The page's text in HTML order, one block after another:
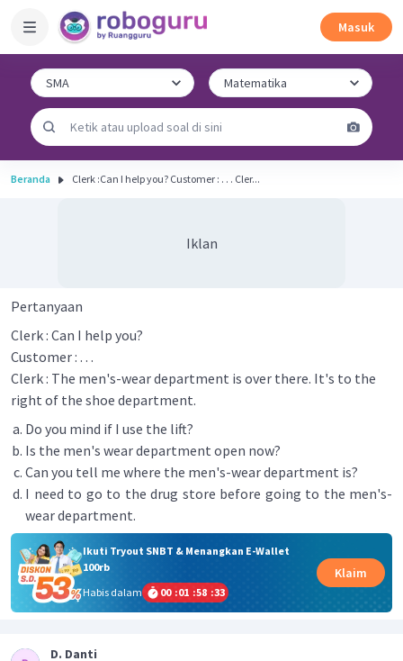
Masuk
Beranda Clerk :Can I help you? Customer : . . . Cler...
Iklan
Pertanyaan
Clerk : Can I help you?
Customer : . . .
Clerk : The men's-wear department is over there. It's to the
right of the shoe department.
Do you mind if I use the lift?
Is the men's wear department open now?
Can you tell me where the men's-wear department is?
I need to go to the drug store before going to the men's-
wear department.
Ikuti Tryout SNBT & Menangkan E-Wallet
100rb
Habis dalam
00 :01 :58 :33
Klaim
D. Danti